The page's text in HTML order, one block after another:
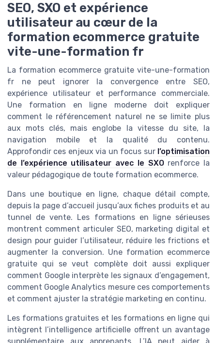
SEO, SXO et expérience
utilisateur au cœur de la
formation ecommerce gratuite
vite-une-formation fr
La formation ecommerce gratuite vite-une-formation
fr ne peut ignorer la convergence entre SEO,
expérience utilisateur et performance commerciale.
Une formation en ligne moderne doit expliquer
comment le référencement naturel ne se limite plus
aux mots clés, mais englobe la vitesse du site, la
navigation mobile et la qualité du contenu.
Approfondir ces enjeux via un focus sur l’optimisation
de l’expérience utilisateur avec le SXOrenforce la
valeur pédagogique de toute formation ecommerce.
Dans une boutique en ligne, chaque détail compte,
depuis la page d’accueil jusqu’aux fiches produits et au
tunnel de vente. Les formations en ligne sérieuses
montrent comment articuler SEO, marketing digital et
design pour guider l’utilisateur, réduire les frictions et
augmenter la conversion. Une formation ecommerce
gratuite qui se veut complète doit aussi expliquer
comment Google interprète les signaux d’engagement,
comment Google Analytics mesure ces comportements
et comment ajuster la stratégie marketing en continu.
Les formations gratuites et les formations en ligne qui
intègrent l’intelligence artificielle offrent un avantage